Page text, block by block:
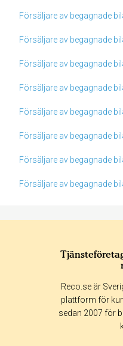
Försäljare av begagnade
Försäljare av begagnade
Försäljare av begagnade
Försäljare av begagnade
Försäljare av begagnade
Försäljare av begagnade
Försäljare av begagnade
Försäljare av begagnade
365 dagar
Reco.se är
plattform för
sedan 2007 för